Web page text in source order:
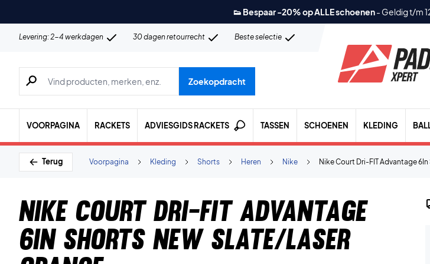
👟 Bespaar -20% op ALLE schoenen- Geldig t/m
Levering: 2-4 werkdagen 30 dagen retourrecht Beste selectie
Zoeken naar producten, merken etc.
Zoekopdracht
VOORPAGINA RACKETS ADVIESGIDS RACKETS TASSEN SCHOENEN KLEDING
Terug Nike Court Dri-FIT Advantage
Nike
Heren
Shorts
Kleding
Voorpagina
Nike Court Dri-FIT Advantage
6In Shorts New Slate/Laser